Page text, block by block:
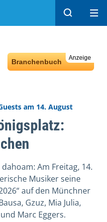
Suchen
Anzeige
Branchenbuch
am 14. August
Am Freitag, 14.
Musiker seine
auf den Münchner
Gzuz, Mia Julia,
Marc Eggers.